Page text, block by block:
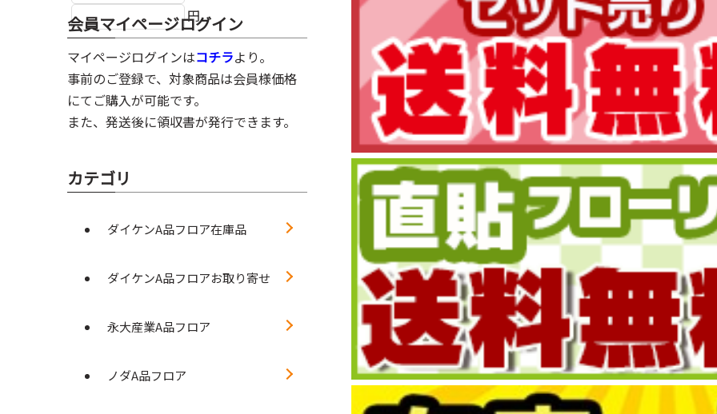
円
会員マイページログイン
マイページログインはコチラより。
事前のご登録で、対象商品は会員様価格
にてご購入が可能です。
また、発送後に領収書が発行できます。
カテゴリ
ダイケンA品フロア在庫品
ダイケンA品フロアお取り寄せ
永大産業A品フロア
ノダA品フロア